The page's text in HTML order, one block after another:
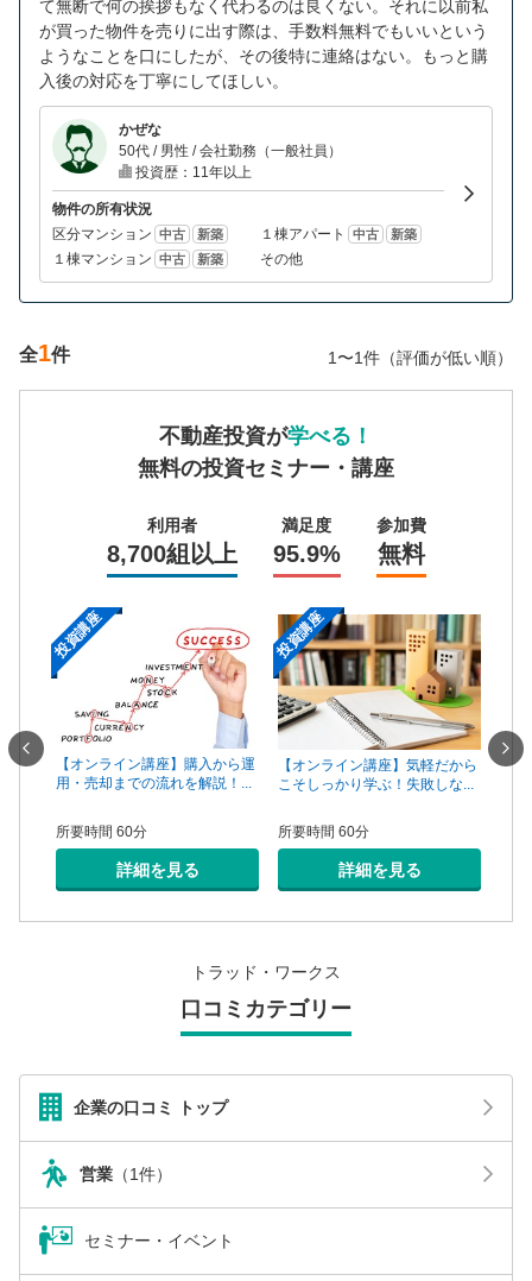
て無断で何の挨拶もなく代わるのは良くない。それに以前私
が買った物件を売りに出す際は、手数料無料でもいいという
ようなことを口にしたが、その後特に連絡はない。もっと購
入後の対応を丁寧にしてほしい。
かぜな
50代 / 男性 / 会社勤務（一般社員）
投資歴：11年以上
物件の所有状況
区分マンション 中古 新築 １棟アパート 中古 新築
１棟マンション 中古 新築 その他
全1件 1〜1件（評価が低い順）
不動産投資が学べる！
無料の投資セミナー・講座
利用者
8,700組以上
満足度
95.9%
参加費
無料
手は
投資講座
【オンライン講座】購入から運
用・売却までの流れを解説！...
所要時間 60分
詳細を見る
投資講座
【オンライン講座】気軽だから
こそしっかり学ぶ！失敗しな...
所要時間 60分
詳細を見る
【オ
トラッド・ワークス
口コミカテゴリー
企業の口コミ トップ
営業 （1件）
セミナー・イベント